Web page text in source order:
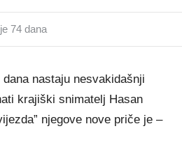
74 dana
nastaju nesvakidašnji
krajiški snimatelj Hasan
njegove nove priče je –